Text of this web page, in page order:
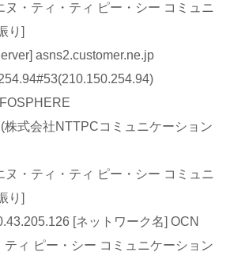
ヌ・ティ・ティ ピー・シー コミュニ
り]
asns2.customer.ne.jp
株式会社NTTPCコミュニケーション
ヌ・ティ・ティ ピー・シー コミュニ
り]
[ネットワーク名] OCN
ィ ピー・シー コミュニケーション